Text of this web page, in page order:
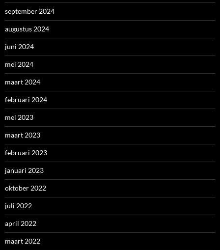
september 2024
augustus 2024
juni 2024
mei 2024
maart 2024
februari 2024
mei 2023
maart 2023
februari 2023
januari 2023
oktober 2022
juli 2022
april 2022
maart 2022